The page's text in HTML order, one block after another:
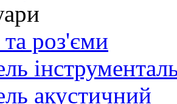
та роз'єми
акустичний